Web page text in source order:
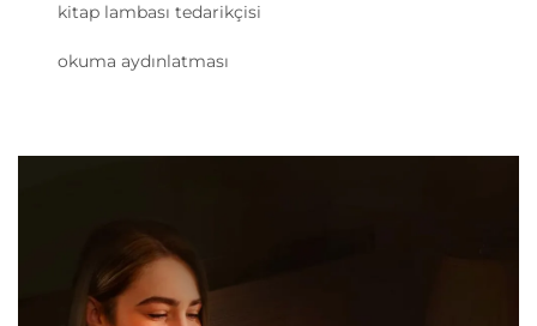
kitap lambası tedarikçisi
okuma aydınlatması